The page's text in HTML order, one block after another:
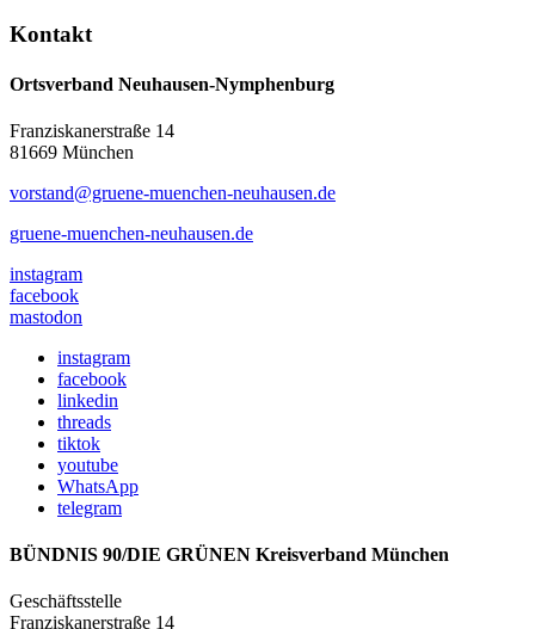
Kontakt
Ortsverband Neuhausen-Nymphenburg
Franziskanerstraße 14
81669 München
vorstand@gruene-muenchen-neuhausen.de
gruene-muenchen-neuhausen.de
instagram
facebook
mastodon
instagram
facebook
linkedin
threads
tiktok
youtube
WhatsApp
telegram
BÜNDNIS 90/DIE GRÜNEN Kreisverband München
Geschäftsstelle
Franziskanerstraße 14